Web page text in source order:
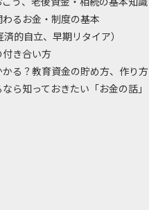
るお金・制度の基本
済的自立、早期リタイア）
付き合い方
かる？教育資金の貯め方、作り方
ら知っておきたい「お金の話」